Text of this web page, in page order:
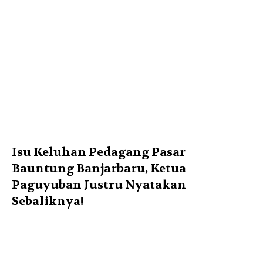
Isu Keluhan Pedagang Pasar
Bauntung Banjarbaru, Ketua
Paguyuban Justru Nyatakan
Sebaliknya!